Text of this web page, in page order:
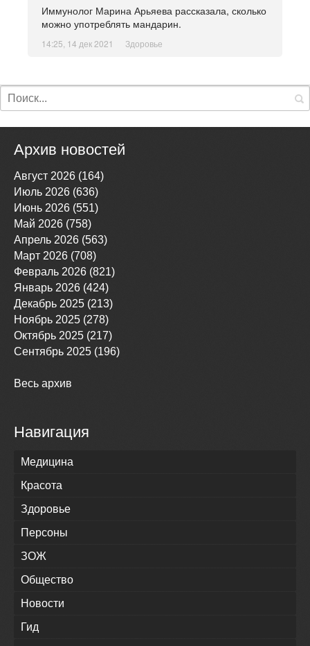
Иммунолог Марина Арьяева рассказала, сколько
можно употреблять мандарин.
14:25, 14 дек 2021 Здоровье
Архив новостей
Август 2026 (164)
Июль 2026 (636)
Июнь 2026 (551)
Май 2026 (758)
Апрель 2026 (563)
Март 2026 (708)
Февраль 2026 (821)
Январь 2026 (424)
Декабрь 2025 (213)
Ноябрь 2025 (278)
Октябрь 2025 (217)
Сентябрь 2025 (196)
Весь архив
Навигация
Медицина
Красота
Здоровье
Персоны
ЗОЖ
Общество
Новости
Гид